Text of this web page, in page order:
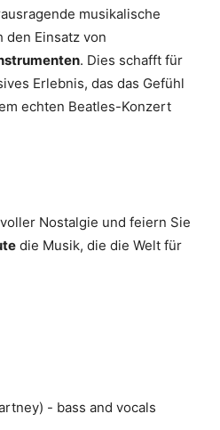
musikalische
den Einsatz von
. Dies schafft für
Erlebnis, das das Gefühl
echten Beatles-Konzert
Nostalgie und feiern Sie
die Musik, die die Welt für
- bass and vocals